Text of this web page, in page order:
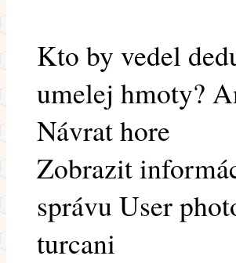
Kto by vedel
umelej hmoty?
Návrat hore
Zobrazit
správu User
turcani